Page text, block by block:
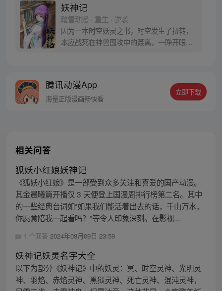
妖神记
踏雪动漫 · 重生 · 逆袭
因为一本时空妖灵之书，时空发生了扭转，
本应战死在神兽围攻中的聂离，一睁开眼已
腾讯动漫App
海量正版漫画畅快看
立即下载
相关问答
狐妖小红娘妖神记
《狐妖小红娘》是一部受到众多关注和喜爱的国产动漫。
其金晨曦篇开播仅 3 天便登上国漫周排行榜第二名。其中
的一些经典台词如“如果我们能活着出去的话，千山万水，
你愿意陪我一起看吗？”等令人印象深刻。在影视...
1 个回答 2024年08月09日 23:59
妖神记妖灵名字大全
以下为部分《妖神记》中的妖灵：冥、时空灵神、光明灵
神、羽焰、赤焰灵神、黑狱灵神、死亡灵神、混沌灵神，